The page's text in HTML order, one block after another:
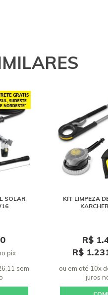
SOLAR
16
pix
sem
KIT LIMPEZA
R$
R$
ou em até 10x
juros